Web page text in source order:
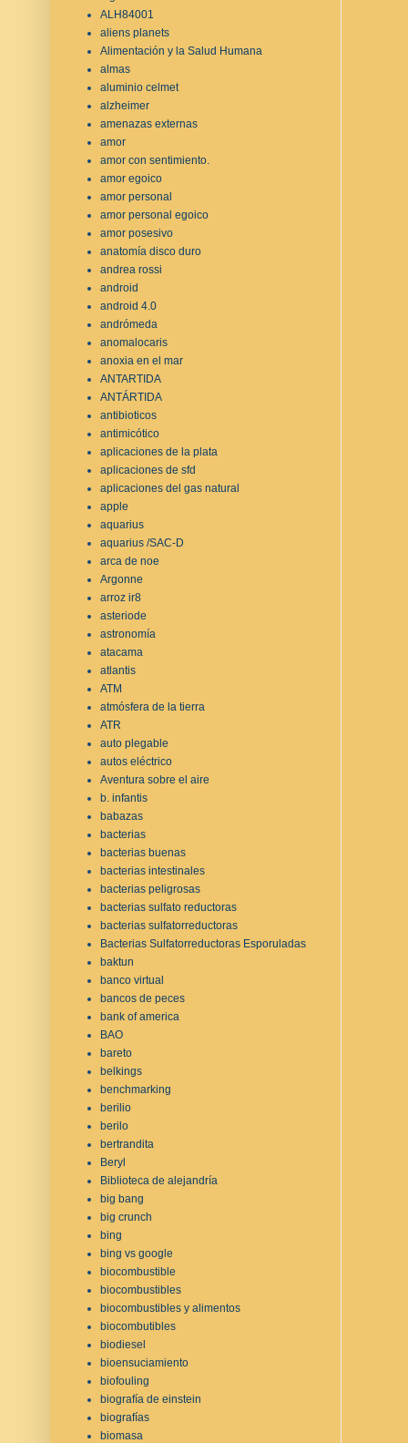
ALH84001
aliens planets
Alimentación y la Salud Humana
almas
aluminio celmet
alzheimer
amenazas externas
amor
amor con sentimiento.
amor egoico
amor personal
amor personal egoico
amor posesivo
anatomía disco duro
andrea rossi
android
android 4.0
andrómeda
anomalocaris
anoxia en el mar
ANTARTIDA
ANTÁRTIDA
antibioticos
antimicótico
aplicaciones de la plata
aplicaciones de sfd
aplicaciones del gas natural
apple
aquarius
aquarius /SAC-D
arca de noe
Argonne
arroz ir8
asteriode
astronomía
atacama
atlantis
ATM
atmósfera de la tierra
ATR
auto plegable
autos eléctrico
Aventura sobre el aire
b. infantis
babazas
bacterias
bacterias buenas
bacterias intestinales
bacterias peligrosas
bacterias sulfato reductoras
bacterias sulfatorreductoras
Bacterias Sulfatorreductoras Esporuladas
baktun
banco virtual
bancos de peces
bank of america
BAO
bareto
belkings
benchmarking
berilio
berilo
bertrandita
Beryl
Biblioteca de alejandría
big bang
big crunch
bing
bing vs google
biocombustible
biocombustibles
biocombustibles y alimentos
biocombutibles
biodiesel
bioensuciamiento
biofouling
biografía de einstein
biografías
biomasa